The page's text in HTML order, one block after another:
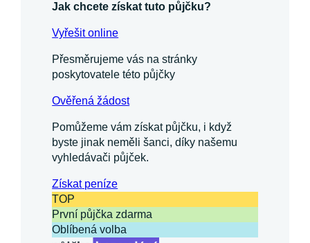
Jak chcete získat tuto půjčku?
Vyřešit online
Přesměrujeme vás na stránky
poskytovatele této půjčky
Ověřená žádost
Pomůžeme vám získat půjčku, i když
byste jinak neměli šanci, díky našemu
vyhledávači půjček.
Získatpeníze
TOP
První půjčka zdarma
Oblíbená volba